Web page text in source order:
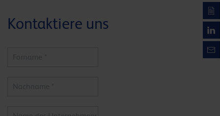
Kontaktiere uns